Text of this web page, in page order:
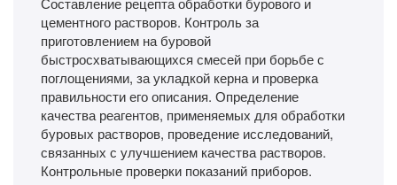
цементного растворов. Контроль за
приготовлением на буровой
быстросхватывающихся смесей при борьбе с
поглощениями, за укладкой керна и проверка
правильности его описания. Определение
качества реагентов, применяемых для обработки
буровых растворов, проведение исследований,
связанных с улучшением качества растворов.
Контрольные проверки показаний приборов.